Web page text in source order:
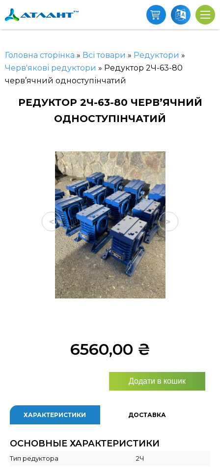
Головна сторінка » Всі товари » Редуктори »
Черв'якові редуктори » Редуктор 2Ч-63-80
черв’ячний одноступінчатий
РЕДУКТОР 2Ч-63-80 ЧЕРВ’ЯЧНИЙ
ОДНОСТУПІНЧАТИЙ
< >
6560,00 ₴
Додати в кошик
ХАРАКТЕРИСТИКИ ДОСТАВКА
ОСНОВНЫЕ ХАРАКТЕРИСТИКИ
Тип редуктора
2Ч